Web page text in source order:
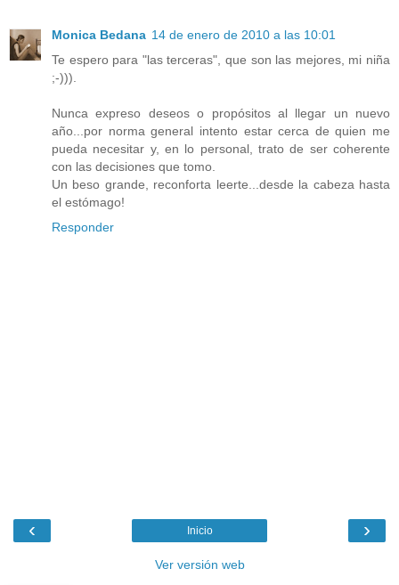
Monica Bedana 14 de enero de 2010 a las 10:01
Te espero para "las terceras", que son las mejores, mi niña
;-))).
Nunca expreso deseos o propósitos al llegar un nuevo
año...por norma general intento estar cerca de quien me
pueda necesitar y, en lo personal, trato de ser coherente
con las decisiones que tomo.
Un beso grande, reconforta leerte...desde la cabeza hasta
el estómago!
Responder
‹ ›
Inicio
Ver versión web